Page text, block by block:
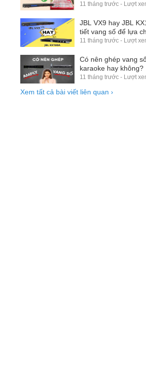
11 tháng trước - Lượt
JBL VX9 hay JBL
tiết vang số để lựa
11 tháng trước - Lượt
Có nên ghép vang
karaoke hay không?
11 tháng trước - Lượt
Xem tất cả bài viết liên quan ›